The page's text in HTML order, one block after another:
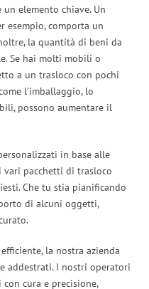
elemento chiave. Un
esempio, comporta un
la quantità di beni da
Se hai molti mobili o
a un trasloco con pochi
l’imballaggio, lo
possono aumentare il
in base alle
vari pacchetti di trasloco
Che tu stia pianificando
di alcuni oggetti,
la nostra azienda
addestrati. I nostri operatori
cura e precisione,